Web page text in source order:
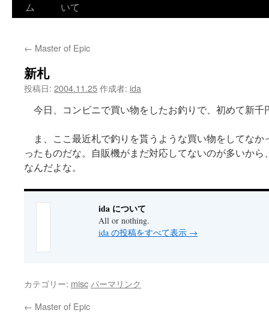
ン
ツ
へ
ッ
プ
ム
いて
← Master of Epic
新札
投稿日: 2004.11.25作成者: ida
今日、コンビニで買い物をしたお釣りで、初めて新千
ま、ここ最近札で釣りを貰うような買い物をしてなか
ったものだな。自販機がまだ対応してないのが多いか
なんだよな。
ida について
All or nothing.
ida の投稿をすべて表示 →
カテゴリー: misc パーマリンク
← Master of Epic